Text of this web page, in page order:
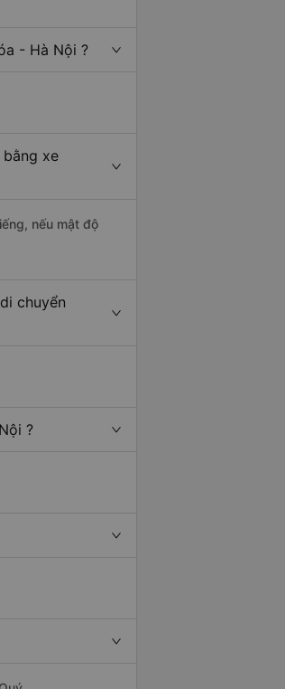
- Hà Nội ?
xe
nếu mật độ
chuyển
?